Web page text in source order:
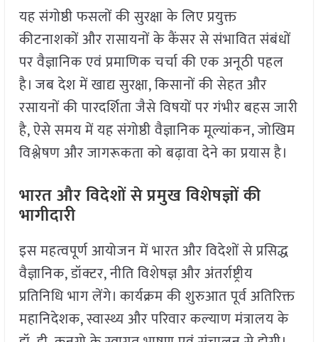
यह संगोष्ठी फसलों की सुरक्षा के लिए प्रयुक्त
कीटनाशकों और रासायनों के कैंसर से संभावित संबंधों
पर वैज्ञानिक एवं प्रमाणिक चर्चा की एक अनूठी पहल
है। जब देश में खाद्य सुरक्षा, किसानों की सेहत और
रसायनों की पारदर्शिता जैसे विषयों पर गंभीर बहस जारी
है, ऐसे समय में यह संगोष्ठी वैज्ञानिक मूल्यांकन, जोखिम
विश्लेषण और जागरूकता को बढ़ावा देने का प्रयास है।
भारत और विदेशों से प्रमुख विशेषज्ञों की
भागीदारी
इस महत्वपूर्ण आयोजन में भारत और विदेशों से प्रसिद्ध
वैज्ञानिक, डॉक्टर, नीति विशेषज्ञ और अंतर्राष्ट्रीय
प्रतिनिधि भाग लेंगे। कार्यक्रम की शुरुआत पूर्व अतिरिक्त
महानिदेशक, स्वास्थ्य और परिवार कल्याण मंत्रालय के